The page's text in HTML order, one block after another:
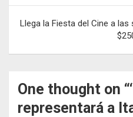
Llega la Fiesta del Cine a
One thought on “
representará a